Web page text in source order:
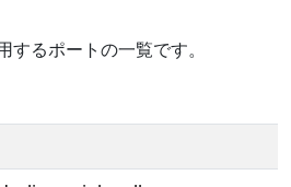
るポートの一覧です。